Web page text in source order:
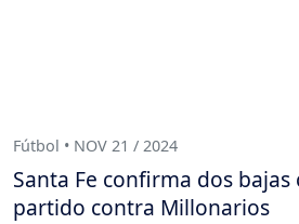
Fútbol • NOV 21 / 2024
Santa Fe confirma dos bajas
partido contra Millonarios